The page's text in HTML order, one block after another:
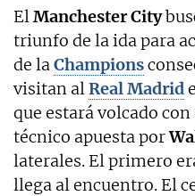
ElManchester City
triunfo de la ida para
de laChampions
visitan alReal Madrid
que estará volcado
técnico apuesta por
laterales. El primero
llega al encuentro. El